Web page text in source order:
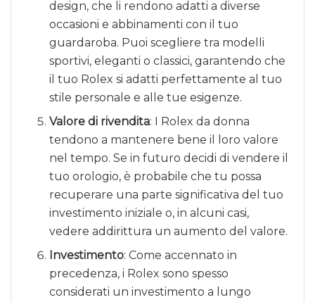
design, che li rendono adatti a diverse
occasioni e abbinamenti con il tuo
guardaroba. Puoi scegliere tra modelli
sportivi, eleganti o classici, garantendo che
il tuo Rolex si adatti perfettamente al tuo
stile personale e alle tue esigenze.
Valore di rivendita: I Rolex da donna
tendono a mantenere bene il loro valore
nel tempo. Se in futuro decidi di vendere il
tuo orologio, è probabile che tu possa
recuperare una parte significativa del tuo
investimento iniziale o, in alcuni casi,
vedere addirittura un aumento del valore.
Investimento: Come accennato in
precedenza, i Rolex sono spesso
considerati un investimento a lungo